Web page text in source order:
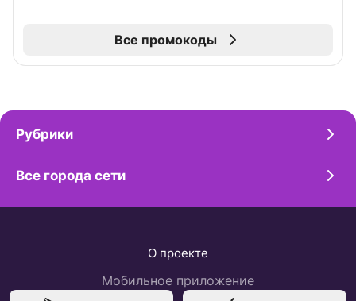
Все промокоды
Рубрики
Все города сети
О проекте
Мобильное приложение